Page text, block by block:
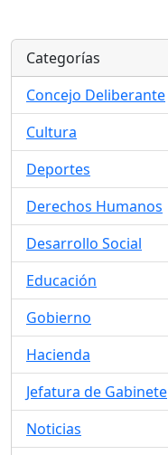
Categorías
Concejo Deliberante
Cultura
Deportes
Derechos Humanos
Desarrollo Social
Educación
Gobierno
Hacienda
Jefatura de Gabinete
Noticias